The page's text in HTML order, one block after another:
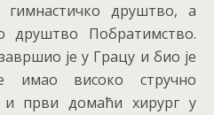
друштво, а
друштво Побратимство.
је у Грацу и био је
имао високо стручно
први домаћи хирург у